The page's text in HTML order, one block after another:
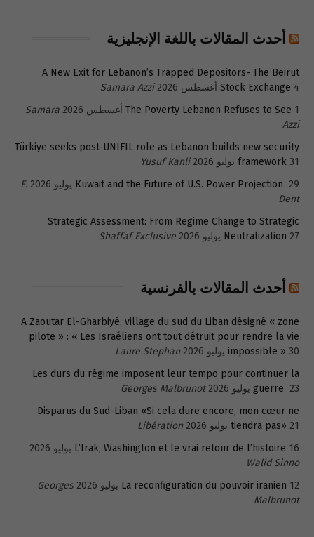
أحدث المقالات باللغة الإنجليزية
A New Exit for Lebanon’s Trapped Depositors- The Beirut
Stock Exchange 4 أغسطس 2026
Samara Azzi
The Poverty Lebanon Refuses to See 1 أغسطس 2026
Samara
Azzi
Türkiye seeks post-UNIFIL role as Lebanon builds new security
framework 31 يوليو 2026
Yusuf Kanli
Kuwait and the Future of U.S. Power Projection 29 يوليو 2026
E.
Dent
Strategic Assessment: From Regime Change to Strategic
Neutralization 27 يوليو 2026 Shaffaf Exclusive
أحدث المقالات بالفرنسية
A Zaoutar El-Gharbiyé, village du sud du Liban désigné « zone
pilote » : « Les Israéliens ont tout détruit pour rendre la vie
impossible » 30 يوليو 2026
Laure Stephan
Les durs du régime imposent leur tempo pour continuer la
guerre 23 يوليو 2026
Georges Malbrunot
Disparus du Sud-Liban «Si cela dure encore, mon cœur ne
tiendra pas» 21 يوليو 2026
Libération
L’Irak, Washington et le vrai retour de l’histoire 16 يوليو 2026
Walid Sinno
La reconfiguration du pouvoir iranien 12 يوليو 2026
Georges
Malbrunot